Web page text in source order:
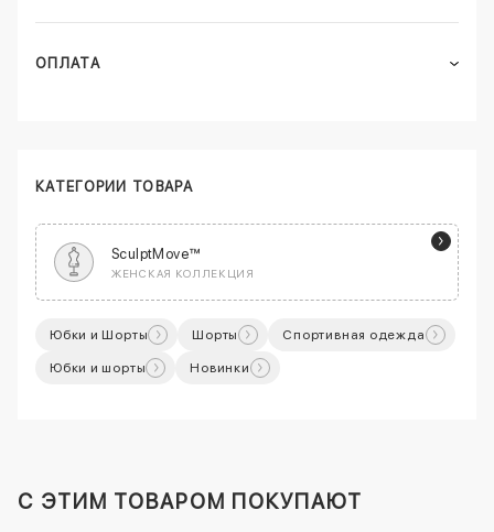
ОПЛАТА
КАТЕГОРИИ ТОВАРА
SculptMove™
ЖЕНСКАЯ КОЛЛЕКЦИЯ
Юбки и Шорты Шорты Спортивная одежда
Юбки и шорты Новинки
C ЭТИМ ТОВАРОМ ПОКУПАЮТ